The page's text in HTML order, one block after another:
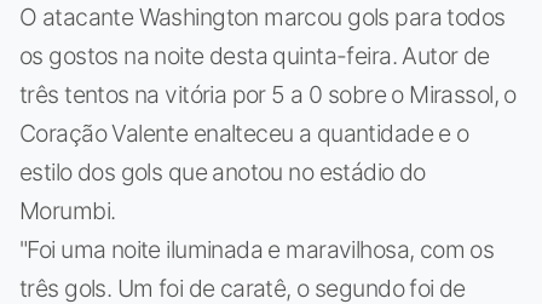
O atacante Washington marcou gols para todos
os gostos na noite desta quinta-feira. Autor de
três tentos na vitória por 5 a 0 sobre o Mirassol, o
Coração Valente enalteceu a quantidade e o
estilo dos gols que anotou no estádio do
Morumbi.
"Foi uma noite iluminada e maravilhosa, com os
três gols. Um foi de caratê, o segundo foi de